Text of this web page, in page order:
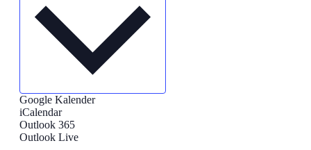
Google Kalender
iCalendar
Outlook 365
Outlook Live